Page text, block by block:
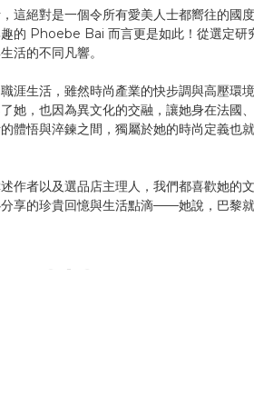
這絕對是一個令所有愛美人士都嚮往的國
的 Phoebe Bai 而言更是如此！從選定研
活的不同凡響。
涯生活，雖然時尚產業的快步調與高壓環
她，也因為異文化的交融，讓她身在法國
體悟與淬鍊之間，獨屬於她的時尚定義也
作者以及選品店主理人，我們都喜歡她的
享的珍貴回憶與生活點滴——她說，巴黎